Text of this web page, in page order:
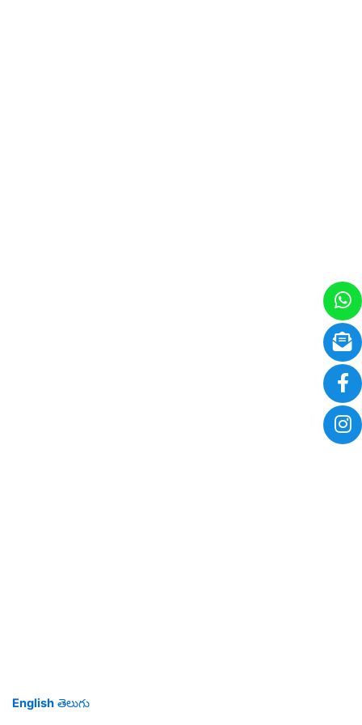
English తెలుగు